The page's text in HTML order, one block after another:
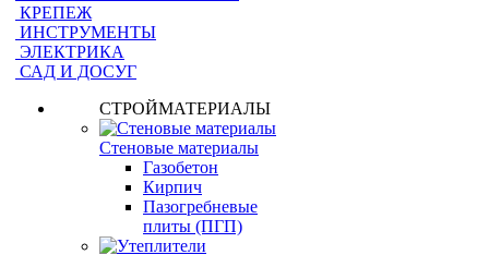
КРЕПЕЖ
ИНСТРУМЕНТЫ
ЭЛЕКТРИКА
САД И ДОСУГ
СТРОЙМАТЕРИАЛЫ
Стеновые материалы
Газобетон
Кирпич
Пазогребневые
плиты (ПГП)